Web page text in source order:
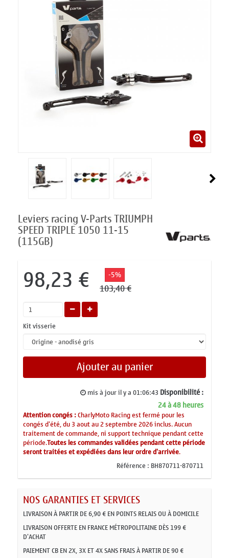
Leviers racing V-Parts TRIUMPH
SPEED TRIPLE 1050 11-15
(115GB)
98,23 € -5%
103,40 €
Kit visserie
Ajouter au panier
mis à jour il y a01:06:43 Disponibilité :
24 à 48 heures
Attention congés :CharlyMoto Racing est fermé pour les
congés d'été, du 3 aout au 2 septembre 2026 inclus. Aucun
traitement de commande, ni support technique pendant cette
période.Toutes les commandes validées pendant cette période
seront traitées et expédiées dans leur ordre d'arrivée.
Référence : BH870711-870711
NOS GARANTIES ET SERVICES
LIVRAISON À PARTIR DE 6,90 € EN POINTS RELAIS OU À DOMICILE
LIVRAISON OFFERTE EN FRANCE MÉTROPOLITAINE DÈS 199 €
D'ACHAT
PAIEMENT CB EN 2X, 3X ET 4X SANS FRAIS À PARTIR DE 90 €